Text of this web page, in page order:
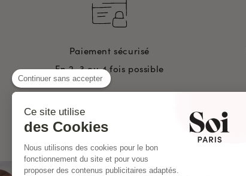
Paiement sécurisé
En 2, 3 ou 4 fois possible
Continuer sans accepter
Ce site utilise
des Cookies
Nous utilisons des cookies pour le bon
fonctionnement du site et pour vous
proposer des contenus publicitaires adaptés.